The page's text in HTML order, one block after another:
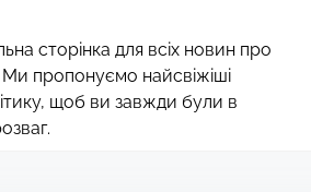
сторінка для всіх новин про
Ми пропонуємо найсвіжіші
щоб ви завжди були в